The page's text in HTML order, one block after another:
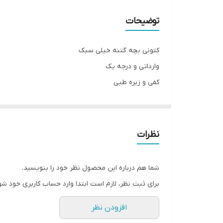
توضیحات
کتونی بچه گتنه خیلی سبک
وارداتی و درجه یک
کفی و زیره طبی
22 مناسب پای 13/5 سانت
23 مناسب پای 14 سانت
26 مناسب پای 15/5 سانت
نظرات
شما هم درباره این محصول نظر خود را بنویسید.
برای ثبت نظر، لازم است ابتدا وارد حساب کاربری خود
افزودن نظر